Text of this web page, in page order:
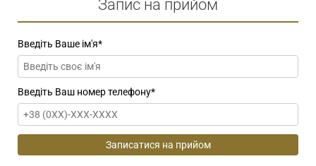
Запис на прийом
Введіть Ваше ім'я*
Введіть Ваш номер телефону*